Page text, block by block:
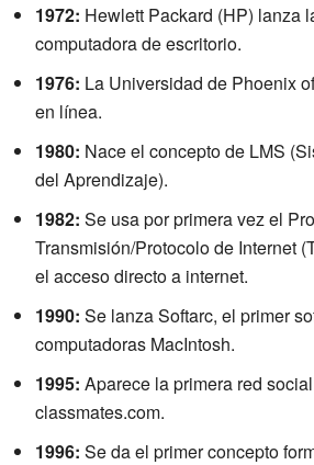
1972: Hewlett Packard (HP) lanza
computadora de escritorio.
1976: La Universidad de Phoenix
en línea.
1980: Nace el concepto de LMS
del Aprendizaje).
1982: Se usa por primera vez el
Transmisión/Protocolo de Internet
el acceso directo a internet.
1990: Se lanza Softarc, el primer
computadoras MacIntosh.
1995: Aparece la primera red
classmates.com.
1996: Se da el primer concepto